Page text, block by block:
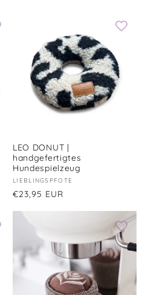
LEO DONUT |
handgefertigtes
Hundespielzeug
Anbieter:
LIEBLINGSPFOTE
Normaler
€23,95 EUR